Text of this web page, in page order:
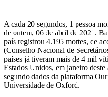
A cada 20 segundos, 1 pessoa
de ontem, 06 de abril de 2021.
país registrou 4.195 mortes, de
(Conselho Nacional de
países já tiveram mais de 4 mil
Estados Unidos, em janeiro
segundo dados da plataforma
Universidade de Oxford.